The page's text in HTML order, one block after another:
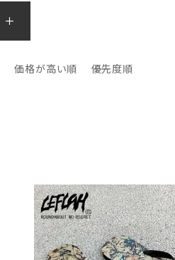
価格が高い順 優先度順